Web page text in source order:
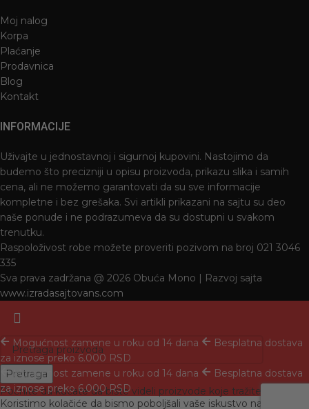
Moj nalog
Korpa
Plaćanje
Prodavnica
Blog
Kontakt
INFORMACIJE
Uživajte u jednostavnoj i sigurnoj kupovini. Nastojimo da
budemo što precizniji u opisu proizvoda, prikazu slika i samih
cena, ali ne možemo garantovati da su sve informacije
kompletne i bez grešaka. Svi artikli prikazani na sajtu su deo
naše ponude i ne podrazumeva da su dostupni u svakom
trenutku.
Raspoloživost robe možete proveriti pozivom na broj 021 3046
335
Sva prava zadržana @ 2026 Obuća Mono | Razvoj sajta
www.izradasajtovans.com
Pretraga
Počnite da kucate da biste videli proizvode koje tražite.
Mogućnost zamene u roku od 14 dana
Besplatna dostava
za iznose preko 6.000 RSD
Mogućnost zamene u roku od 14 dana
Besplatna dostava
za iznose preko 6.000 RSD
Koristimo kolačiće da bismo poboljšali vaše iskustvo na našoj